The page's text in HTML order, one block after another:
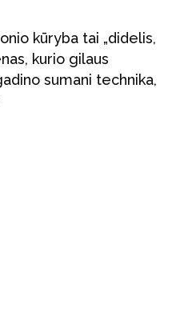
kūryba tai „didelis,
kurio gilaus
sumani technika,